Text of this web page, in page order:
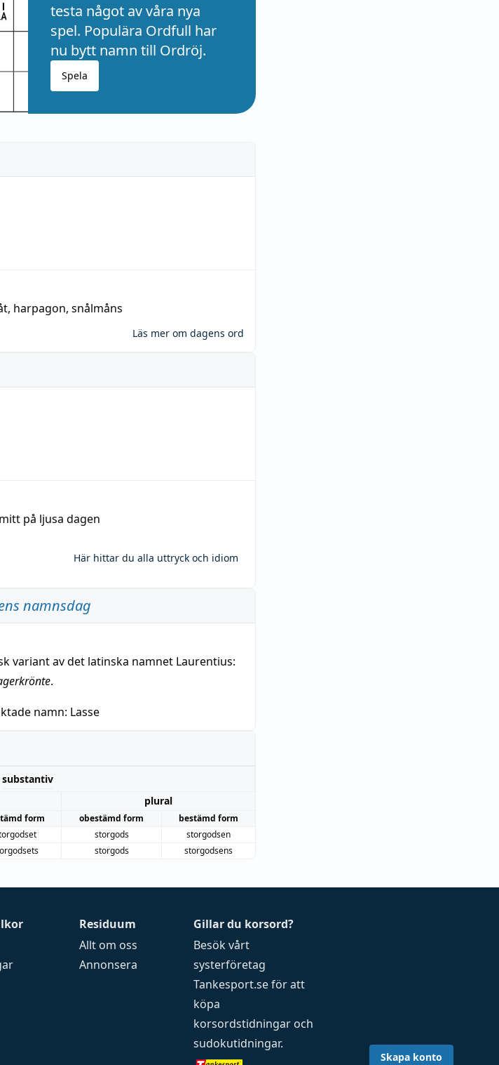
testa något av våra nya
spel. Populära Ordfull har
nu bytt namn till Ordröj.
Spela
, harpagon, snålmåns
Läs mer om dagens ord
på ljusa dagen
Här hittar du alla uttryck och idiom
namnsdag
variant av det latinska namnet Laurentius:
.
namn: Lasse
substantiv
plural
form obestämd form
bestämd form
storgods
storgodsen
storgods storgodsens
Residuum
Allt om oss
Annonsera
Gillar du korsord?
Besök vårt
systerföretag
Tankesport.seför att
köpa
korsordstidningar och
sudokutidningar.
Skapa konto